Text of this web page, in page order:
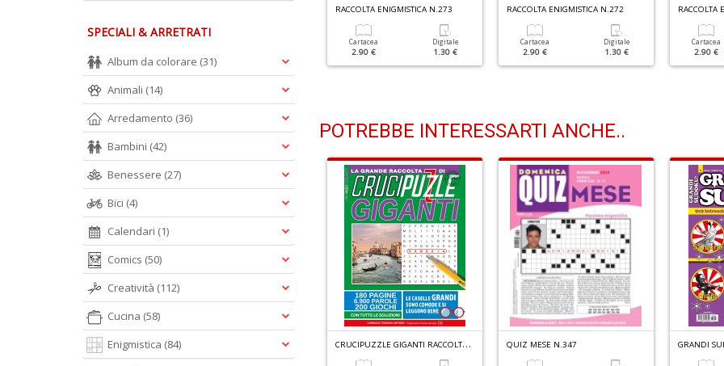
RACCOLTA ENIGMISTICA N.273
Cartacea
2.90 €
Digitale
1.30 €
RACCOLTA ENIGMISTICA N.272
Cartacea
2.90 €
Digitale
1.30 €
RACCOLTA
Cartacea
2.90 €
POTREBBE INTERESSARTI ANCHE..
F
ACILI CRUCIVERBA GIGANTI RACCOLTA N.5 CRUCIPUZZLE GIGANTI N.42 C
RUCIPUZZLE GIGANTI RACCOLTA N.2 QUIZ MESE N.347
SPECIALI & ARRETRATI
Album da colorare (31)
Animali (14)
Arredamento (36)
Bambini (42)
Benessere (27)
Bici (4)
Calendari (1)
Comics (50)
Creatività (112)
Cucina (58)
Enigmistica (84)